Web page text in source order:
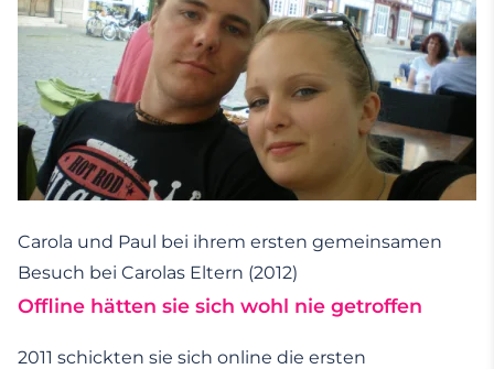
Carola und Paul bei ihrem ersten gemeinsamen
Besuch bei Carolas Eltern (2012)
Offline hätten sie sich wohl nie getroffen
2011 schickten sie sich online die ersten